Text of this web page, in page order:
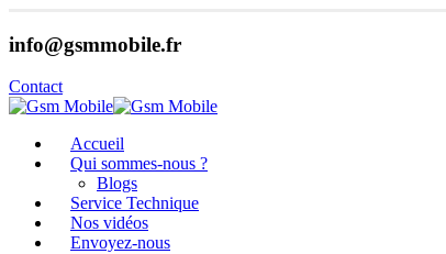
info@gsmmobile.fr
Contact
Accueil
Qui sommes-nous ?
Blogs
Service Technique
Nos vidéos
Envoyez-nous